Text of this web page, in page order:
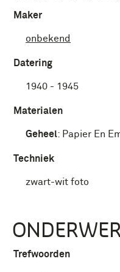
Maker
onbekend
Datering
1940 - 1945
Materialen
Geheel: Papier En
Techniek
zwart-wit foto
Trefwoorden